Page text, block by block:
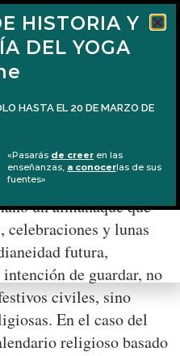
2016
año se hace vital,
un almanaque que
celebraciones y lunas
futura,
de guardar, no
civiles, sino
En el caso del
religioso basado
HISTORIA Y
DEL YOGA
HASTA EL 20 DE MARZO DE
«Pasarás de creer en las
enseñanzas, a conocerlas de sus
fuentes»